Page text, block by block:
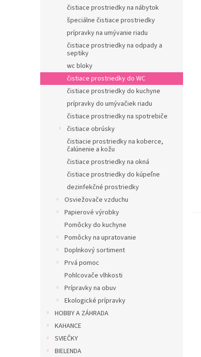
čistiace prostriedky na nábytok
špeciálne čistiace prostriedky
prípravky na umývanie riadu
čistiace prostriedky na odpady a
septiky
wc bloky
čistiace prostriedky do WC
čistiace prostriedky do kuchyne
prípravky do umývačiek riadu
čistiace prostriedky na spotrebiče
čistiace obrúsky
čistiacie prostriedky na koberce,
čalúnenie a kožu
čistiace prostriedky na okná
čistiace prostriedky do kúpeľne
dezinfekčné prostriedky
Osviežovače vzduchu
Papierové výrobky
Pomôcky do kuchyne
Pomôcky na upratovanie
Doplnkový sortiment
Prvá pomoc
Pohlcovače vlhkosti
Prípravky na obuv
Ekologické prípravky
HOBBY A ZÁHRADA
KAHANCE
SVIEČKY
BIELENDA